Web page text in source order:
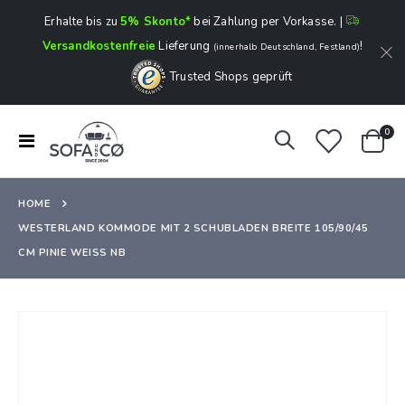
Erhalte bis zu5% Skonto*bei Zahlung per Vorkasse. |
Versandkostenfreie Lieferung (innerhalb Deutschland, Festland)!
Trusted Shops geprüft
Navigation
umschalten
0
HOME
WESTERLAND KOMMODE MIT 2 SCHUBLADEN BREITE 105/90/45
CM PINIE WEISS NB